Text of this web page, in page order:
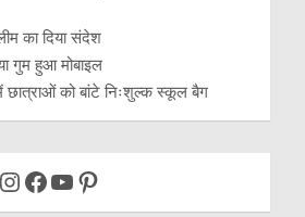
का दिया संदेश
गुम हुआ मोबाइल
छात्राओं को बांटे निःशुल्क स्कूल बैग
Instagram
Facebook
YouTube
Pinterest